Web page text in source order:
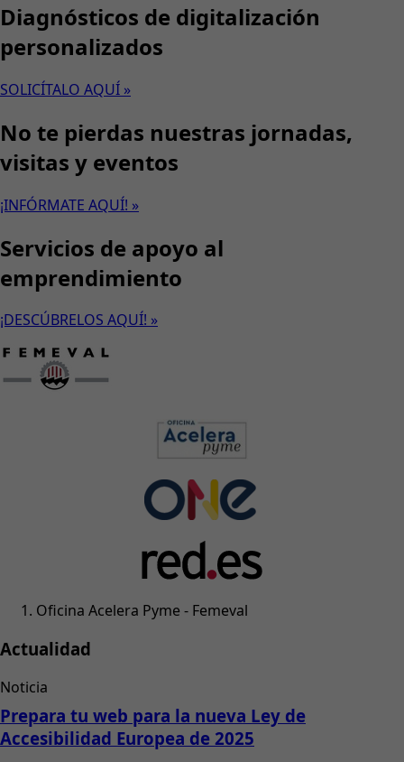
Diagnósticos de digitalización
personalizados
SOLICÍTALO AQUÍ »
No te pierdas nuestras jornadas,
visitas y eventos
¡INFÓRMATE AQUÍ! »
Servicios de apoyo al
emprendimiento
¡DESCÚBRELOS AQUÍ! »
Oficina Acelera Pyme - Femeval
Actualidad
Noticia
Prepara tu web para la nueva Ley de
Accesibilidad Europea de 2025